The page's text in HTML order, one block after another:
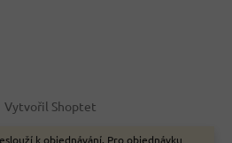
k objednávání. Pro objednávku
Vytvořil Shoptet